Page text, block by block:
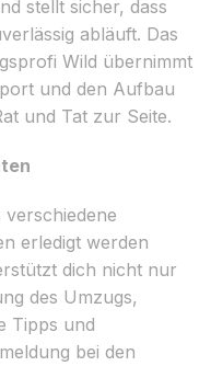
stellt sicher, dass
abläuft. Das
Wild übernimmt
und den Aufbau
und Tat zur Seite.
erledigt werden
dich nicht nur
des Umzugs,
Tipps und
bei den